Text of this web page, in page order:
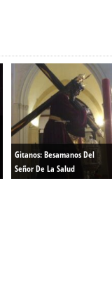
Gitanos: Besamanos Del
Señor De La Salud